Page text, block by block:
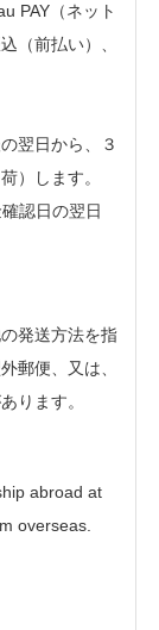
PAY（ネット
（前払い）、
翌日から、３
）します。
認日の翌日
発送方法を指
郵便、又は、
ります。
abroad at
overseas.